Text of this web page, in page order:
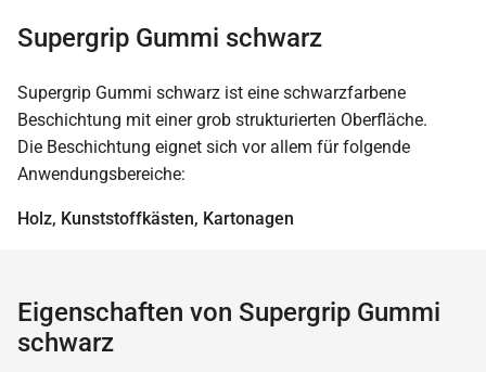
Supergrip Gummi schwarz
Supergrip Gummi schwarz ist eine schwarzfarbene
Beschichtung mit einer grob strukturierten Oberfläche.
Die Beschichtung eignet sich vor allem für folgende
Anwendungsbereiche:
Holz, Kunststoffkästen, Kartonagen
Eigenschaften von Supergrip Gummi
schwarz